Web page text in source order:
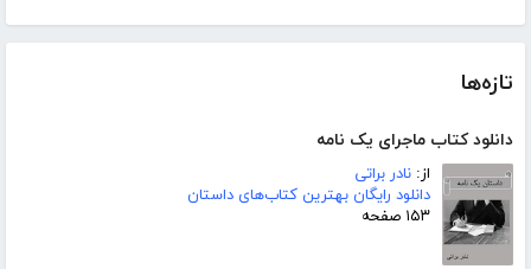
تازه‌ها
دانلود کتاب ماجرای یک نامه
از: نادر براتی
دانلود رایگان بهترین کتاب‌های داستان
۱۵۳ صفحه